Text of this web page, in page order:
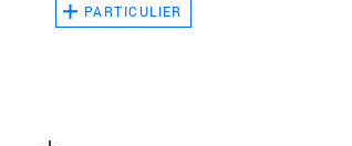
PARTICULIER